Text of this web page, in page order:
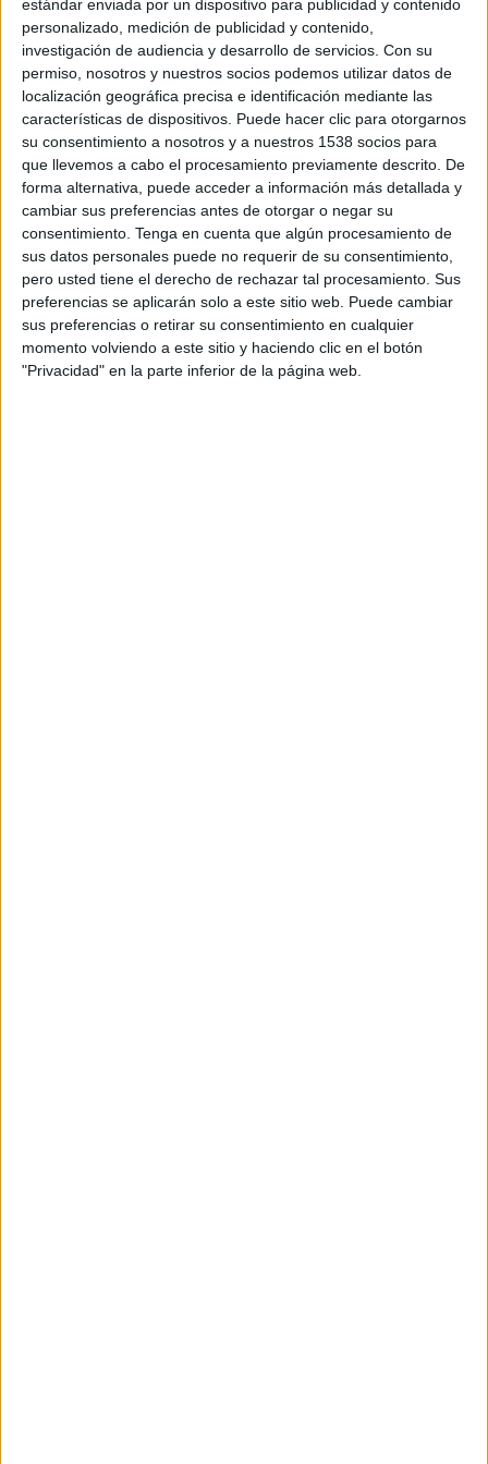
estándar enviada por un dispositivo para publicidad y contenido
personalizado, medición de publicidad y contenido,
investigación de audiencia y desarrollo de servicios. Con su
permiso, nosotros y nuestros socios podemos utilizar datos de
localización geográfica precisa e identificación mediante las
características de dispositivos. Puede hacer clic para otorgarnos
su consentimiento a nosotros y a nuestros 1538 socios para
que llevemos a cabo el procesamiento previamente descrito. De
forma alternativa, puede acceder a información más detallada y
cambiar sus preferencias antes de otorgar o negar su
consentimiento. Tenga en cuenta que algún procesamiento de
sus datos personales puede no requerir de su consentimiento,
pero usted tiene el derecho de rechazar tal procesamiento. Sus
preferencias se aplicarán solo a este sitio web. Puede cambiar
sus preferencias o retirar su consentimiento en cualquier
momento volviendo a este sitio y haciendo clic en el botón
"Privacidad" en la parte inferior de la página web.
entre otros.
La trayectoria preofesional de ambos está avalado por los premios cosechados en
cuatro finalistas en Cannes, dos Eurobest de gráfica, dos premios en el New York
festival, varios LAUS y EFI'S etc. Por su parte, Paco Castillo ha recibido varios
'soles' en El Sol, un finalista en Cannes, un FIAP de bronce y varios galarodnes
otorgados por el CdeC.
IMPRIMIR
TWEET
SHARE